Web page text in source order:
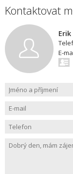
Kontaktovat
Erik
E-